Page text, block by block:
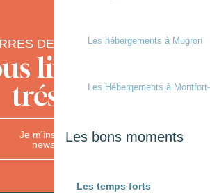
Les hébergements à Mugron
Les Hébergements à
Les bons moments
Les temps forts
DE CHALOSSE
livre ses
trésors
Je m'inscris à la
newsletter